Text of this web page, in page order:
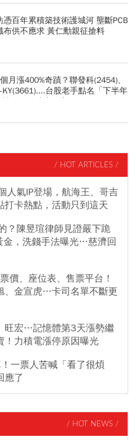
百年累積築技術護城河 壟斷PCB
布供不應求 黃仁勳親征搶料
月漲400%奇蹟？聯發科(2454)、
台股老手點名「下半年
動元件噴完換它
/ HOT ARTICLES /
人氣IP登場，航海王、哥吉
卡熱點，活動只到這天
？陳昱瑄律師見證嚴下跪
，洗錢手法曝光…慈濟回
價、座位表、售票平台！
、金宣虎…卡司名單不斷更
旺宏…記憶體第3天漲勢繼
！力積電漲停原因曝光
一票人苦喊「看了很煩
應了
/ HOT NEWS /